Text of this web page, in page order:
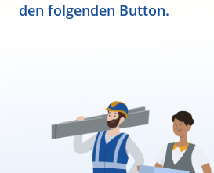
den folgenden Button.